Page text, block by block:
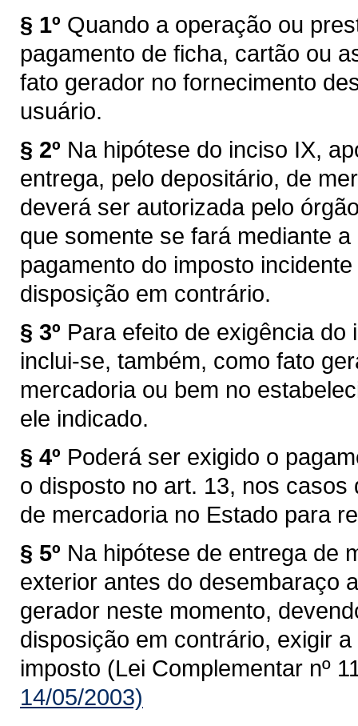
§ 1º Quando a operação ou
pagamento de ficha, cartão ou
fato gerador no fornecimento
usuário.
§ 2º Na hipótese do inciso IX,
entrega, pelo depositário, de
deverá ser autorizada pelo
que somente se fará mediante
pagamento do imposto
disposição em contrário.
§ 3º Para efeito de exigência
inclui-se, também, como fato
mercadoria ou bem no
ele indicado.
§ 4º Poderá ser exigido o
o disposto no art. 13, nos
de mercadoria no Estado para
§ 5º Na hipótese de entrega de
exterior antes do desembaraço
gerador neste momento,
disposição em contrário, exigir
imposto (Lei Complementar nº
14/05/2003)